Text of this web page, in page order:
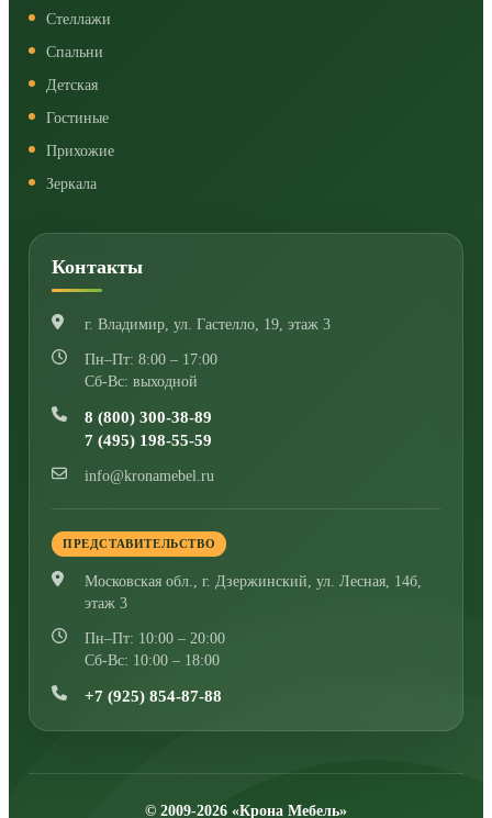
Стеллажи
Спальни
Детская
Гостиные
Прихожие
Зеркала
Контакты
г. Владимир, ул. Гастелло, 19, этаж 3
Пн–Пт: 8:00 – 17:00
Сб-Вс: выходной
8 (800) 300-38-89
7 (495) 198-55-59
info@kronamebel.ru
ПРЕДСТАВИТЕЛЬСТВО
Московская обл., г. Дзержинский, ул. Лесная, 14б,
этаж 3
Пн–Пт: 10:00 – 20:00
Сб-Вс: 10:00 – 18:00
+7 (925) 854-87-88
© 2009-2026 «Крона Мебель»